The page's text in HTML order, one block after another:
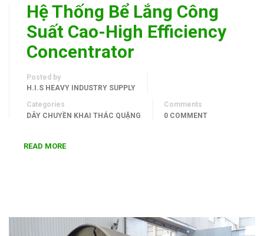
Hệ Thống Bể Lắng Công
Suất Cao-High Efficiency
Concentrator
Posted by
H.I.S HEAVY INDUSTRY SUPPLY
Categories
DÂY CHUYỀN KHAI THÁC QUẶNG
Comments
0 COMMENT
READ MORE